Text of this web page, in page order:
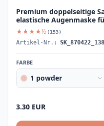
Premium doppelseitige
elastische Augenmaske
★★★★½ (153)
Artikel-Nr.:
FARBE
1 powder
3.30 EUR